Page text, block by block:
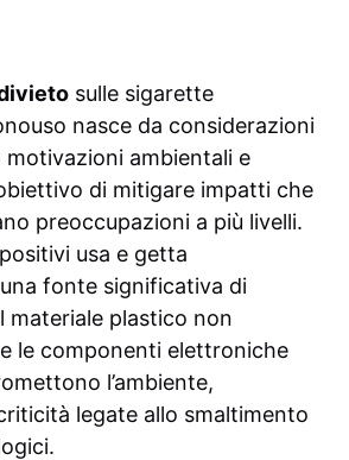
sulle sigarette
nasce da considerazioni
ambientali e
di mitigare impatti che
preoccupazioni a più livelli.
usa e getta
fonte significativa di
materiale plastico non
le componenti elettroniche
l’ambiente,
legate allo smaltimento